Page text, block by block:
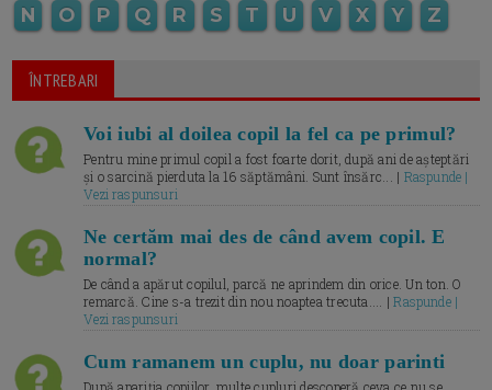
N
O P Q R S T U V X Y Z
ÎNTREBARI
Voi iubi al doilea copil la fel ca pe primul?
Pentru mine primul copil a fost foarte dorit, după ani de așteptări
și o sarcină pierduta la 16 săptămâni. Sunt însărc... | Raspunde |
Vezi raspunsuri
Ne certăm mai des de când avem copil. E
normal?
De când a apărut copilul, parcă ne aprindem din orice. Un ton. O
remarcă. Cine s-a trezit din nou noaptea trecuta.... |Raspunde |
Vezi raspunsuri
Cum ramanem un cuplu, nu doar parinti